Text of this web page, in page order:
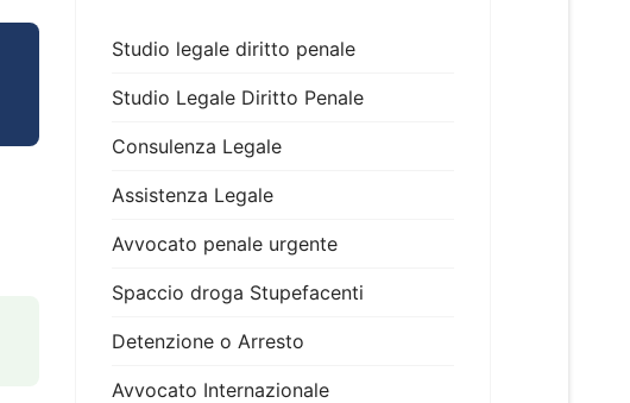
Studio legale diritto penale
Studio Legale Diritto Penale
Consulenza Legale
Assistenza Legale
Avvocato penale urgente
Spaccio droga Stupefacenti
Detenzione o Arresto
Avvocato Internazionale